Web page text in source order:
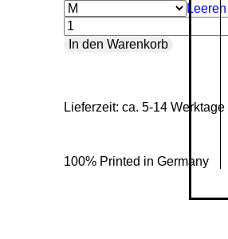
Leeren
Holy
Organic
Menge
In den Warenkorb
Lieferzeit: ca. 5-14 Werktage
100% Printed in Germany